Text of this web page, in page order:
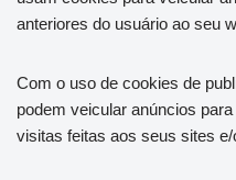
anteriores do usuário ao seu
Com o uso de cookies de
podem veicular anúncios
visitas feitas aos seus sites